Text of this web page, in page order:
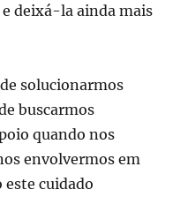
deixá-la ainda mais
solucionarmos
buscarmos
quando nos
envolvermos em
este cuidado